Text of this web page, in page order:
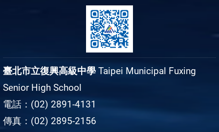
臺北市立復興高級中學 Taipei Municipal Fuxing
Senior High School
電話：(02) 2891-4131
傳真：(02) 2895-2156